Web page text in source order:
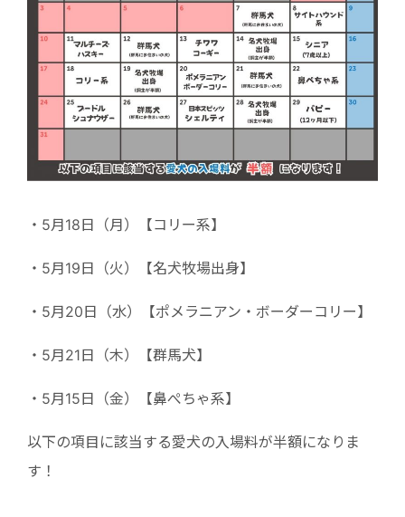
・5月18日（月）【コリー系】
・5月19日（火）【名犬牧場出身】
・5月20日（水）【ポメラニアン・ボーダーコリー】
・5月21日（木）【群馬犬】
・5月15日（金）【鼻ぺちゃ系】
以下の項目に該当する愛犬の入場料が半額になりま
す！